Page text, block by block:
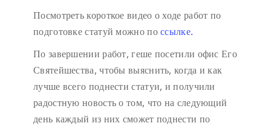
Посмотреть короткое видео о ходе работ по
подготовке статуй можно поссылке.
По завершении работ, геше посетили офис Его
Святейшества, чтобы выяснить, когда и как
лучше всего поднести статуи, и получили
радостную новость о том, что на следующий
день каждый из них сможет поднести по